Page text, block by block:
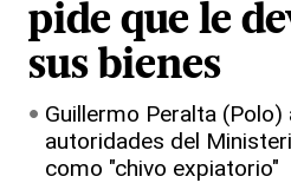
pide que le
sus bienes
Guillermo Peralta (Polo)
autoridades del
como "chivo expiatorio"